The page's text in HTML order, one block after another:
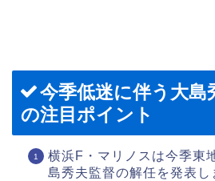
今季低迷に伴う大島
の注目ポイント
横浜F・マリノスは今季東
島秀夫監督の解任を発表